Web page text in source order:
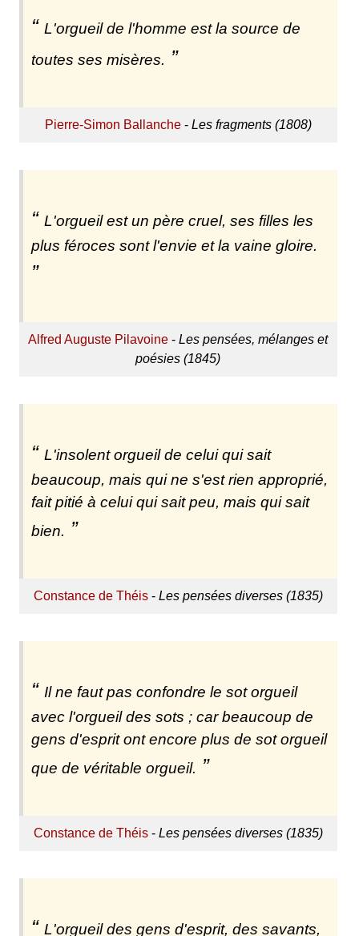
L'orgueil de l'homme est la source de
toutes ses misères.
Pierre-Simon Ballanche- Les fragments (1808)
L'orgueil est un père cruel, ses filles les
plus féroces sont l'envie et la vaine gloire.
Alfred Auguste Pilavoine -Les pensées, mélanges et
poésies (1845)
L'insolent orgueil de celui qui sait
beaucoup, mais qui ne s'est rien approprié,
fait pitié à celui qui sait peu, mais qui sait
bien.
Constance de Théis- Les pensées diverses (1835)
Il ne faut pas confondre le sot orgueil
avec l'orgueil des sots ; car beaucoup de
gens d'esprit ont encore plus de sot orgueil
que de véritable orgueil.
Constance de Théis- Les pensées diverses (1835)
L'orgueil des gens d'esprit, des savants,